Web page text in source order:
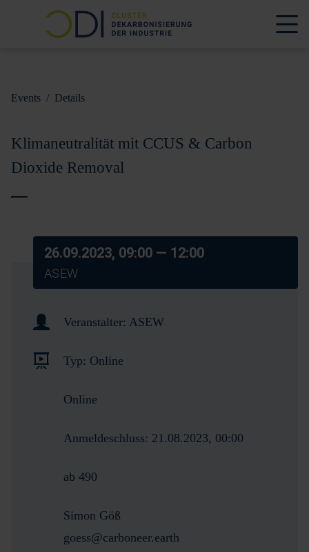
Events / Details
Klimaneutralität mit CCUS & Carbon
Dioxide Removal
26.09.2023, 09:00 — 12:00
ASEW
Veranstalter: ASEW
Typ: Online
Online
Anmeldeschluss: 21.08.2023, 00:00
ab 490
Simon Göß
goess@carboneer.earth